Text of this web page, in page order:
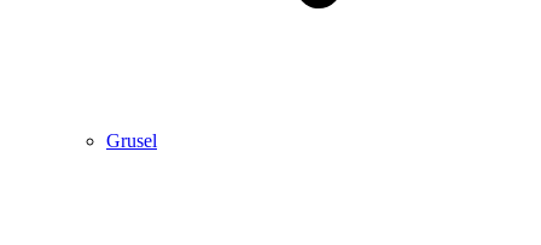
Grusel